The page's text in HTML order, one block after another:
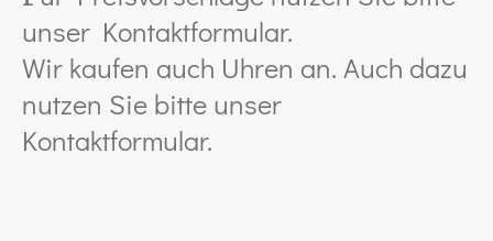
unser Kontaktformular.
Wir kaufen auch Uhren an. Auch dazu
nutzen Sie bitte unser
Kontaktformular.